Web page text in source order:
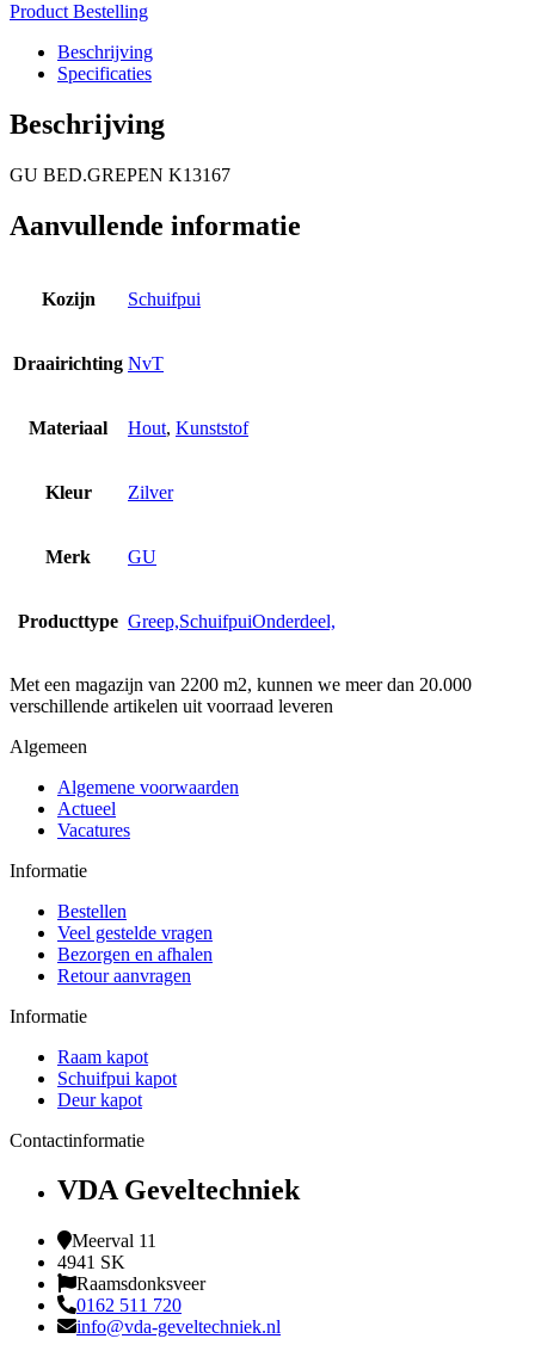
Product Bestelling
Beschrijving
Specificaties
Beschrijving
GU BED.GREPEN K13167
Aanvullende informatie
Kozijn Schuifpui
Draairichting NvT
Materiaal Hout, Kunststof
Kleur Zilver
Merk GU
Producttype Greep,SchuifpuiOnderdeel,
Met een magazijn van 2200 m2, kunnen we meer dan 20.000
verschillende artikelen uit voorraad leveren
Algemeen
Algemene voorwaarden
Actueel
Vacatures
Informatie
Bestellen
Veel gestelde vragen
Bezorgen en afhalen
Retour aanvragen
Informatie
Raam kapot
Schuifpui kapot
Deur kapot
Contactinformatie
VDA Geveltechniek
Meerval 11
4941 SK
Raamsdonksveer
0162 511 720
info@vda-geveltechniek.nl